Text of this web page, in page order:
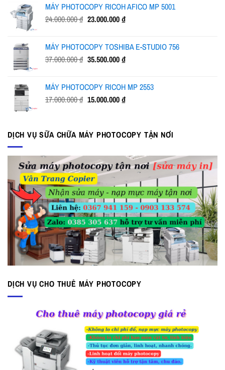
22.300.000 ₫.là:
19.000.000 ₫.
MÁY PHOTOCOPY RICOH AFICO MP 5001
24.000.000₫ Giá
24.000.000 ₫.
23.000.000₫Giá
là:
23.000.000 ₫.
MÁY PHOTOCOPY TOSHIBA E-STUDIO 756
37.000.000₫ Giá
37.000.000 ₫.
35.500.000₫Giá
là:
35.500.000 ₫.
MÁY PHOTOCOPY RICOH MP 2553
17.000.000₫ Giá
17.000.000 ₫.
15.000.000₫Giá
là:
15.000.000 ₫.
DỊCH VỤ SỮA CHỮA MÁY PHOTOCOPY TẬN NƠI
DỊCH VỤ CHO THUÊ MÁY PHOTOCOPY